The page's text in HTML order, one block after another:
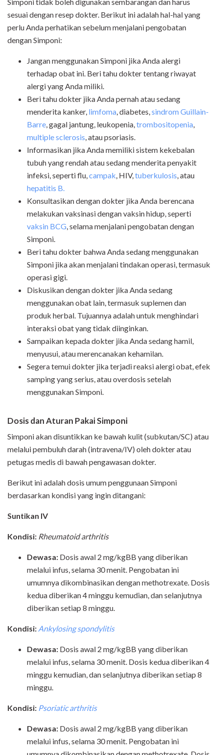
sesuai dengan resep dokter. Berikut ini adalah hal-hal yang
perlu Anda perhatikan sebelum menjalani pengobatan
dengan Simponi:
Jangan menggunakan Simponi jika Anda alergi
terhadap obat ini. Beri tahu dokter tentang riwayat
alergi yang Anda miliki.
Beri tahu dokter jika Anda pernah atau sedang
menderita kanker, limfoma, diabetes,sindrom Guillain-
Barre, gagal jantung, leukopenia,trombositopenia,
multiple sclerosis, atau psoriasis.
Informasikan jika Anda memiliki sistem kekebalan
tubuh yang rendah atau sedang menderita penyakit
infeksi, seperti flu,campak, HIV,tuberkulosis, atau
hepatitis B.
Konsultasikan dengan dokter jika Anda berencana
melakukan vaksinasi dengan vaksin hidup, seperti
vaksin BCG, selama menjalani pengobatan dengan
Simponi.
Beri tahu dokter bahwa Anda sedang menggunakan
Simponi jika akan menjalani tindakan operasi, termasuk
operasi gigi.
Diskusikan dengan dokter jika Anda sedang
menggunakan obat lain, termasuk suplemen dan
produk herbal. Tujuannya adalah untuk menghindari
interaksi obat yang tidak diinginkan.
Sampaikan kepada dokter jika Anda sedang hamil,
menyusui, atau merencanakan kehamilan.
Segera temui dokter jika terjadi reaksi alergi obat, efek
samping yang serius, atau overdosis setelah
menggunakan Simponi.
Dosis dan Aturan Pakai Simponi
Simponi akan disuntikkan ke bawah kulit (subkutan/SC) atau
melalui pembuluh darah (intravena/IV) oleh dokter atau
petugas medis di bawah pengawasan dokter.
Berikut ini adalah dosis umum penggunaan Simponi
berdasarkan kondisi yang ingin ditangani:
Suntikan IV
Kondisi: Rheumatoid arthritis
Dewasa: Dosis awal 2 mg/kgBB yang diberikan
melalui infus, selama 30 menit. Pengobatan ini
umumnya dikombinasikan dengan methotrexate. Dosis
kedua diberikan 4 minggu kemudian, dan selanjutnya
diberikan setiap 8 minggu.
Kondisi: Ankylosing spondylitis
Dewasa: Dosis awal 2 mg/kgBB yang diberikan
melalui infus, selama 30 menit. Dosis kedua diberikan 4
minggu kemudian, dan selanjutnya diberikan setiap 8
minggu.
Kondisi: Psoriatic arthritis
Dewasa: Dosis awal 2 mg/kgBB yang diberikan
melalui infus, selama 30 menit. Pengobatan ini